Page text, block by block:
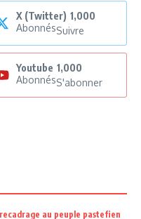
X (Twitter) 1,000
AbonnésSuivre
Youtube 1,000
AbonnésS'abonner
au peuple pastefien